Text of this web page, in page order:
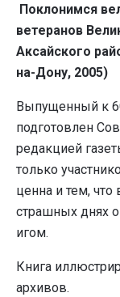
Поклонимся
ветеранов
Аксайского
на-Дону, 2005)
Выпущенный к
подготовлен
редакцией
только
ценна и тем,
страшных днях
игом.
Книга
архивов.